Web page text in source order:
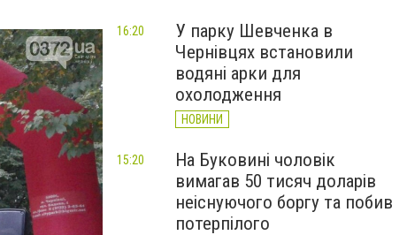
У парку Шевченка в
Чернівцях встановили
водяні арки для
охолодження
НОВИНИ
16:20
На Буковині чоловік
вимагав 50 тисяч доларів
неіснуючого боргу та побив
потерпілого
15:20